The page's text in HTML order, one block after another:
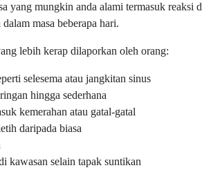
yang mungkin anda alami termasuk
masa beberapa hari.
lebih kerap dilaporkan oleh orang:
selesema atau jangkitan sinus
hingga sederhana
kemerahan atau gatal-gatal
daripada biasa
kawasan selain tapak suntikan